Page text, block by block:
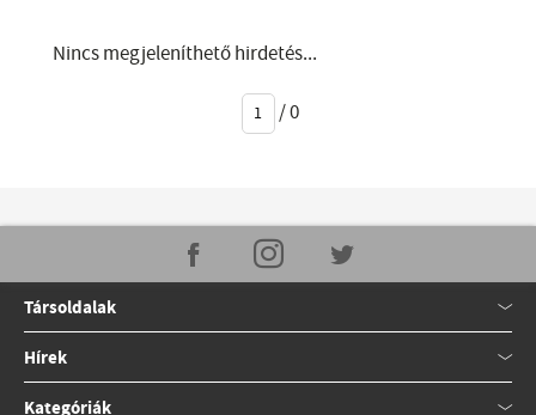
Nincs megjeleníthető hirdetés...
/0
Társoldalak
Hírek
Kategóriák